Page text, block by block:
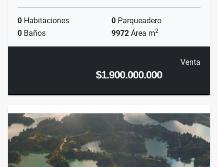
0 Habitaciones 0 Parqueadero
0 Baños 9972 Área m2
Venta
$1.900.000.000